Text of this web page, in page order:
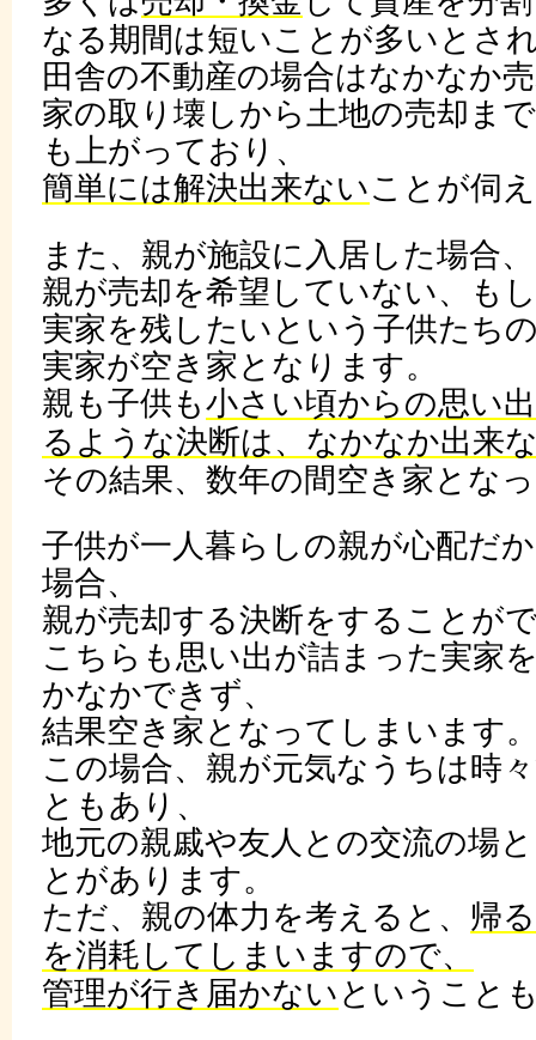
なる期間は短いことが多いとさ
田舎の不動産の場合はなかなか
家の取り壊しから土地の売却ま
も上がっており、
簡単には解決出来ないことが伺
また、親が施設に入居した場合、
親が売却を希望していない、も
実家を残したいという子供たち
実家が空き家となります。
親も子供も小さい頃からの思い
るような決断は、なかなか出来
その結果、数年の間空き家とな
子供が一人暮らしの親が心配だ
場合、
親が売却する決断をすることが
こちらも思い出が詰まった実家
かなかできず、
結果空き家となってしまいます
この場合、親が元気なうちは時
ともあり、
地元の親戚や友人との交流の場
とがあります。
ただ、親の体力を考えると、 帰
を消耗してしまいますので、
管理が行き届かないということ